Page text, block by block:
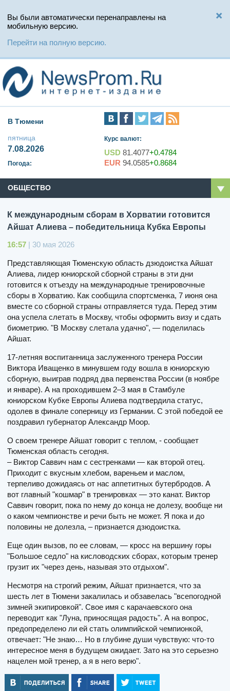
Вы были автоматически перенаправлены на
мобильную версию.
Перейти на полную версию.
В Тюмени
пятница
7.08.2026
Погода:
Курс валют:
USD 81.4077+0.4784
EUR 94.0585+0.8684
ОБЩЕСТВО
К международным сборам в Хорватии готовится
Айшат Алиева – победительница Кубка Европы
16:57 | 30 мая 2026
Представляющая Тюменскую область дзюдоистка Айшат
Алиева, лидер юниорской сборной страны в эти дни
готовится к отъезду на международные тренировочные
сборы в Хорватию. Как сообщила спортсменка, 7 июня она
вместе со сборной страны отправляется туда. Перед этим
она успела слетать в Москву, чтобы оформить визу и сдать
биометрию. "В Москву слетала удачно", — поделилась
Айшат.
17-летняя воспитанница заслуженного тренера России
Виктора Иващенко в минувшем году вошла в юниорскую
сборную, выиграв подряд два первенства России (в ноябре
и январе). А на проходившем 2–3 мая в Стамбуле
юниорском Кубке Европы Алиева подтвердила статус,
одолев в финале соперницу из Германии. С этой победой ее
поздравил губернатор Александр Моор.
О своем тренере Айшат говорит с теплом, - сообщает
Тюменская область сегодня.
– Виктор Саввич нам с сестренками — как второй отец.
Приходит с вкусным хлебом, вареньем и маслом,
терпеливо дожидаясь от нас аппетитных бутербродов. А
вот главный "кошмар" в тренировках — это канат. Виктор
Саввич говорит, пока по нему до конца не долезу, вообще ни
о каком чемпионстве и речи быть не может. Я пока и до
половины не долезла, – признается дзюдоистка.
Еще один вызов, по ее словам, — кросс на вершину горы
"Большое седло" на кисловодских сборах, которым тренер
грузит их "через день, называя это отдыхом".
Несмотря на строгий режим, Айшат признается, что за
шесть лет в Тюмени закалилась и обзавелась "всепогодной
зимней экипировкой". Свое имя с карачаевского она
переводит как "Луна, приносящая радость". А на вопрос,
предопределено ли ей стать олимпийской чемпионкой,
отвечает: "Не знаю… Но в глубине души чувствую: что-то
интересное меня в будущем ожидает. Зато на это серьезно
нацелен мой тренер, а я в него верю".